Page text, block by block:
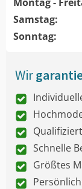
Samstag:
Sonntag:
Wir
Schnelle
Größtes